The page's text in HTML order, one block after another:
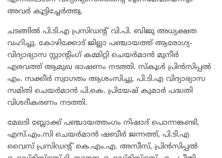
അവർ കൂട്ടിച്ചേർത്തു.
ചടങ്ങിൽ പി.ടി.എ പ്രസിഡന്റ് വി.പി. ബിജു അധ്യക്ഷത
വഹിച്ചു. കോഴിക്കോട് ജില്ലാ പഞ്ചായത്ത് ആരോഗ്യ-
വിദ്യാഭ്യാസ സ്റ്റാന്റിംഗ് കമ്മിറ്റി ചെയർമാൻ മുനീർ
എരവത്ത് ആമുഖ ഭാഷണം നടത്തി. സ്കൂൾ പ്രിൻസിപ്പൽ
എം. സക്കീർ സ്വാഗതം ആശംസിച്ചു. പി.ടി.എ വിദ്യാഭ്യാസ
സമിതി ചെയർമാൻ പി.കെ. പ്രിയേഷ് കുമാർ പദ്ധതി
വിശദീകരണം നടത്തി.
മേലടി ബ്ലോക്ക് പഞ്ചായത്തംഗം നിഷാദ് പൊന്നങ്കണ്ടി,
എസ്.എം.സി ചെയർമാൻ ഷബീർ ജന്നത്ത്, പി.ടി.എ
വൈസ് പ്രസിഡന്റ് കെ.എം.എ. അസീസ്, പ്രിൻസിപ്പൽ